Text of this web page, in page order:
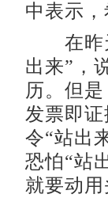
中表示
在昨天
出来”，
历。但
发票即
令“站出
恐怕“站
就要动